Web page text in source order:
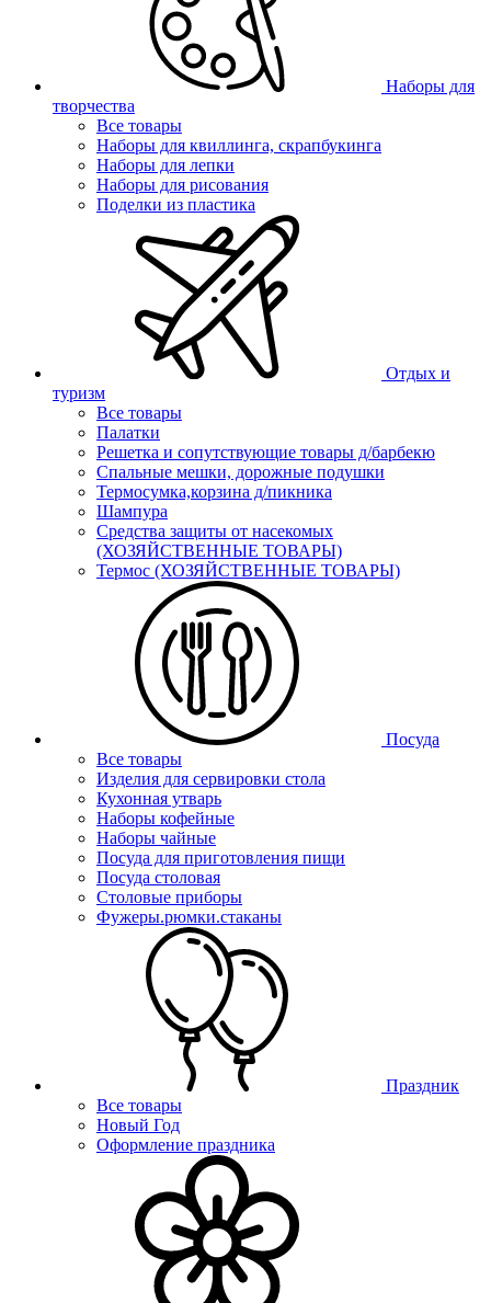
Наборы для
творчества
Все товары
Наборы для квиллинга, скрапбукинга
Наборы для лепки
Наборы для рисования
Поделки из пластика
Отдых и
туризм
Все товары
Палатки
Решетка и сопутствующие товары д/барбекю
Спальные мешки, дорожные подушки
Термосумка,корзина д/пикника
Шампура
Средства защиты от насекомых
(ХОЗЯЙСТВЕННЫЕ ТОВАРЫ)
Термос (ХОЗЯЙСТВЕННЫЕ ТОВАРЫ)
Посуда
Все товары
Изделия для сервировки стола
Кухонная утварь
Наборы кофейные
Наборы чайные
Посуда для приготовления пищи
Посуда столовая
Столовые приборы
Фужеры.рюмки.стаканы
Праздник
Все товары
Новый Год
Оформление праздника